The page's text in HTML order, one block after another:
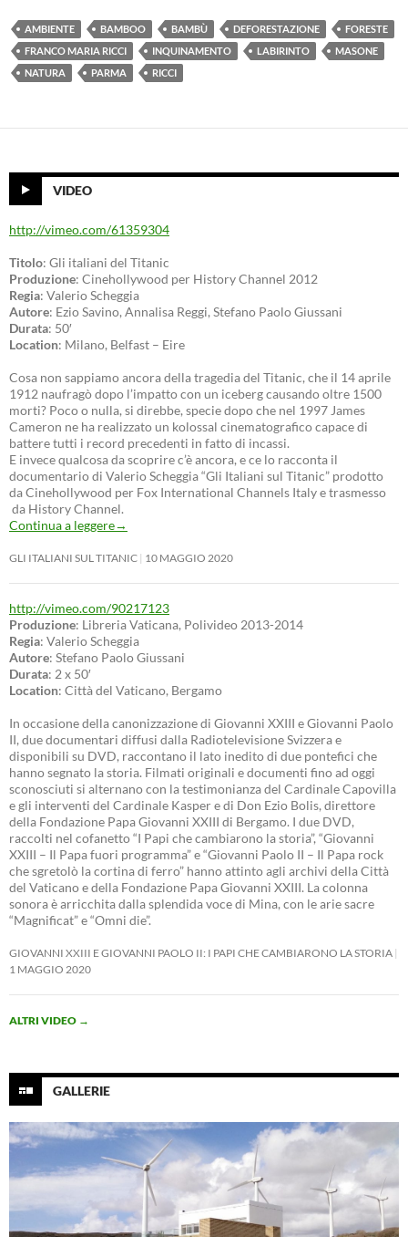
AMBIENTE BAMBOO BAMBÙ DEFORESTAZIONE
FORESTE
FRANCO MARIA RICCI
INQUINAMENTO LABIRINTO
MASONE
NATURA
PARMA RICCI
VIDEO
http://vimeo.com/61359304
Titolo: Gli italiani del Titanic
Produzione: Cinehollywood per History Channel 2012
Regia: Valerio Scheggia
Autore: Ezio Savino, Annalisa Reggi, Stefano Paolo Giussani
Durata: 50′
Location: Milano, Belfast – Eire
Cosa non sappiamo ancora della tragedia del Titanic, che il 14 aprile
1912 naufragò dopo l’impatto con un iceberg causando oltre 1500
morti? Poco o nulla, si direbbe, specie dopo che nel 1997 James
Cameron ne ha realizzato un kolossal cinematografico capace di
battere tutti i record precedenti in fatto di incassi.
E invece qualcosa da scoprire c’è ancora, e ce lo racconta il
documentario di Valerio Scheggia “Gli Italiani sul Titanic” prodotto
da Cinehollywood per Fox International Channels Italy e trasmesso
da History Channel.
Continua a leggere→
GLI ITALIANI SUL TITANIC 10 MAGGIO 2020
http://vimeo.com/90217123
Produzione: Libreria Vaticana, Polivideo 2013-2014
Regia: Valerio Scheggia
Autore: Stefano Paolo Giussani
Durata: 2 x 50′
Location: Città del Vaticano, Bergamo
In occasione della canonizzazione di Giovanni XXIII e Giovanni Paolo
II, due documentari diffusi dalla Radiotelevisione Svizzera e
disponibili su DVD, raccontano il lato inedito di due pontefici che
hanno segnato la storia. Filmati originali e documenti fino ad oggi
sconosciuti si alternano con la testimonianza del Cardinale Capovilla
e gli interventi del Cardinale Kasper e di Don Ezio Bolis, direttore
della Fondazione Papa Giovanni XXIII di Bergamo. I due DVD,
raccolti nel cofanetto “I Papi che cambiarono la storia”, “Giovanni
XXIII – Il Papa fuori programma” e “Giovanni Paolo II – Il Papa rock
che sgretolò la cortina di ferro” hanno attinto agli archivi della Città
del Vaticano e della Fondazione Papa Giovanni XXIII. La colonna
sonora è arricchita dalla splendida voce di Mina, con le arie sacre
“Magnificat” e “Omni die”.
GIOVANNI XXIII E GIOVANNI PAOLO II: I PAPI CHE CAMBIARONO LA STORIA
1 MAGGIO 2020
ALTRI VIDEO →
GALLERIE